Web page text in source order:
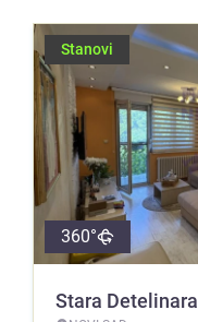
Stanovi
360°
Stara Detelinara